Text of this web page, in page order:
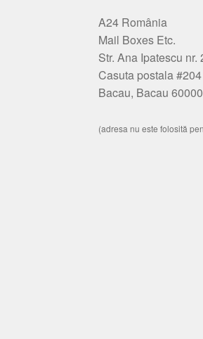
A24 România
Mail Boxes Etc.
Str. Ana Ipatescu nr.
Casuta postala #204
Bacau, Bacau
(adresa nu este folosită